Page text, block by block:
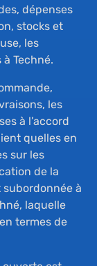
dépenses
stocks et
les
Techné.
les
à l’accord
quelles en
sur les
de la
à
laquelle
termes de